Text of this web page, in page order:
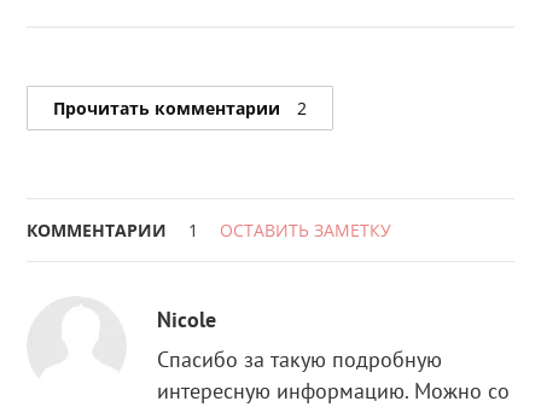
Прочитать комментарии 2
КОММЕНТАРИИ 1 ОСТАВИТЬ ЗАМЕТКУ
Nicole
Спасибо за такую подробную
интересную информацию. Можно со